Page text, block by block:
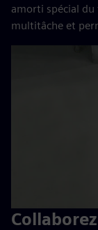
amorti spécial
multitâche et